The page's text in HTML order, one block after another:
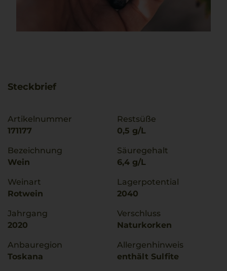
Steckbrief
Artikelnummer
171177
Bezeichnung
Wein
Weinart
Rotwein
Jahrgang
2020
Anbauregion
Toskana
Restsüße
0,5 g/L
Säuregehalt
6,4 g/L
Lagerpotential
2040
Verschluss
Naturkorken
Allergenhinweis
enthält Sulfite